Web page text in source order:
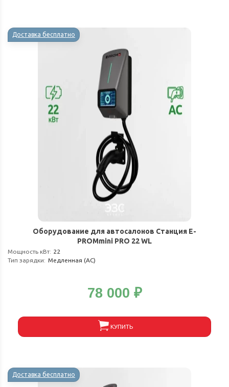
Доставка бесплатно
Оборудование для автосалонов Станция E-
PROMmini PRO 22 WL
Мощность кВт: 22
Тип зарядки: Медленная (АС)
78 000 ₽
КУПИТЬ
Доставка бесплатно